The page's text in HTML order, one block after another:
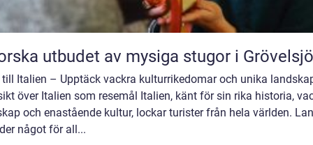
utbudet av mysiga stugor i
till Italien – Upptäck vackra kulturrikedomar och unika
över Italien som resemål Italien, känt för sin rika historia,
och enastående kultur, lockar turister från hela världen.
något för all...